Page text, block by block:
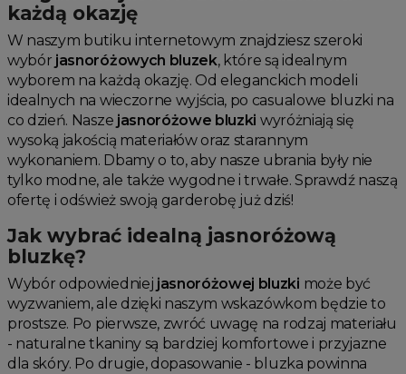
Zimowe Uroczystości
HOT SALE
Produkty Tygodnia
Różowy Październik
Black Friday
Cyber Monday
Black Week
Wyprzedaż noworoczna
każdą okazję
W naszym butiku internetowym znajdziesz szeroki
wybór jasnoróżowych bluzek, które są idealnym
wyborem na każdą okazję. Od eleganckich modeli
idealnych na wieczorne wyjścia, po casualowe bluzki na
co dzień. Nasze jasnoróżowe bluzki wyróżniają się
wysoką jakością materiałów oraz starannym
wykonaniem. Dbamy o to, aby nasze ubrania były nie
tylko modne, ale także wygodne i trwałe. Sprawdź naszą
ofertę i odśwież swoją garderobę już dziś!
Jak wybrać idealną jasnoróżową
bluzkę?
Wybór odpowiedniej jasnoróżowej bluzki może być
wyzwaniem, ale dzięki naszym wskazówkom będzie to
prostsze. Po pierwsze, zwróć uwagę na rodzaj materiału
- naturalne tkaniny są bardziej komfortowe i przyjazne
dla skóry. Po drugie, dopasowanie - bluzka powinna